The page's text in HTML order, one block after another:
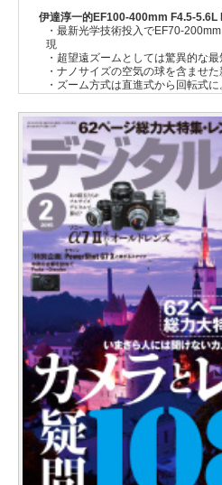
伊達淳一的EF100-400mm F4.5-5.6L
・最新光学技術投入でEF70-
現
・超望遠ズームとしては驚異的な
・ナノサイズの空気の球を含ませ
・ズーム方式は直進式から回転式